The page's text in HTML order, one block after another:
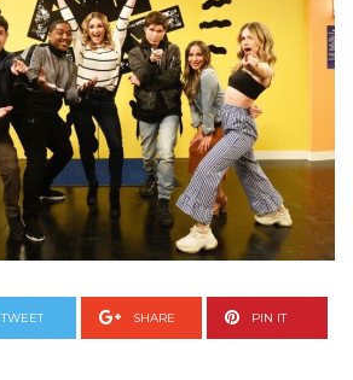
TWEET SHARE PIN IT